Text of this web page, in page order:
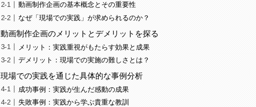
動画制作企画の基本概念とその重要性
なぜ「現場での実践」が求められるのか？
動画制作企画のメリットとデメリットを探る
メリット：実践重視がもたらす効果と成果
デメリット：現場での実施の難しさとは？
現場での実践を通じた具体的な事例分析
成功事例：実践が生んだ感動の成果
失敗事例：実践から学ぶ貴重な教訓